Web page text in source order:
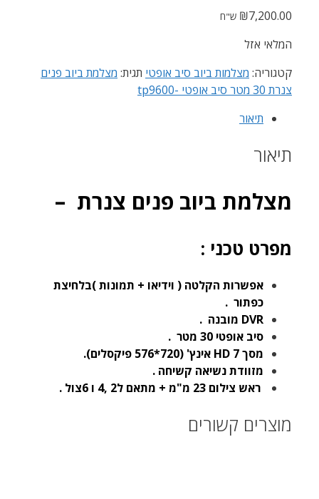
₪7,200.00 ש"ח
המלאי אזל
קטגוריה: מצלמות ביוב סיב אופטי תגית: מצלמת ביוב פנים
צנרת 30 מטר סיב אופטי -tp9600
תיאור
תיאור
מצלמת ביוב פנים צנרת –
מפרט טכני :
אפשרות הקלטה ( וידיאו + תמונות )בלחיצת
כפתור .
DVR מובנה .
סיב אופטי 30 מטר .
מסך HD 7
אינץ' (720*576 פיקסלים).
מזוודת נשיאה קשיחה .
ראש צילום 23 מ"מ + מתאם ל2 ,4 ו 6צול .
מוצרים קשורים